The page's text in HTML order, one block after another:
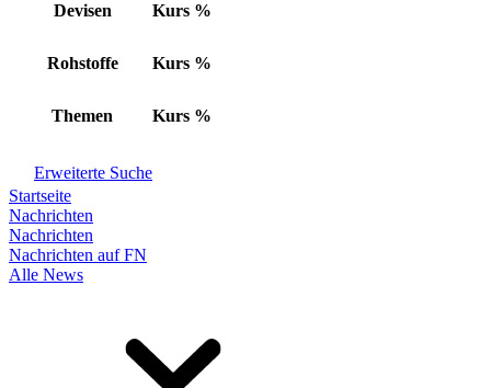
Devisen Kurs %
Rohstoffe Kurs %
Themen Kurs %
Erweiterte Suche
Startseite
Nachrichten
Nachrichten
Nachrichten auf FN
Alle News